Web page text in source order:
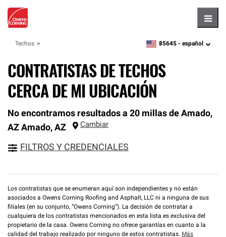
Techos zipcode,language
85645 - español
CONTRATISTAS DE TECHOS
CERCA DE MI UBICACIÓN
No encontramos resultados a 20 millas de Amado,
AZ Amado, AZ Cambiar
FILTROS Y CREDENCIALES
Los contratistas que se enumeran aquí son independientes y no están
asociados a Owens Corning Roofing and Asphalt, LLC ni a ninguna de sus
filiales (en su conjunto, “Owens Corning”). La decisión de contratar a
cualquiera de los contratistas mencionados en esta lista es exclusiva del
propietario de la casa. Owens Corning no ofrece garantías en cuanto a la
calidad del trabajo realizado por ninguno de estos contratistas. Más